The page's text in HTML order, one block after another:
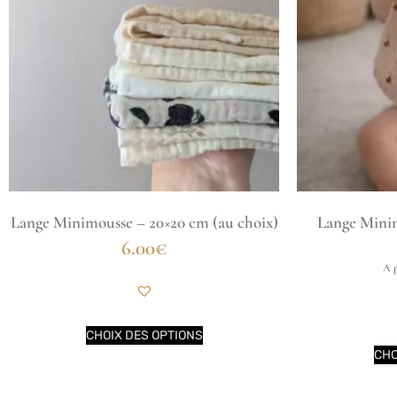
Lange Minimousse – 20×20 cm (au choix)
6.00€
CHOIX DES OPTIONS
Lange
A